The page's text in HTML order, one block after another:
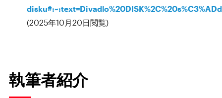
(2025年10月20日閲覧)
執筆者紹介